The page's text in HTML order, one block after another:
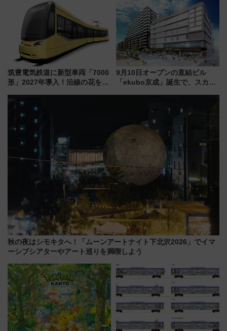
ジ」がオープン
ト 参加方法や体験内容を紹介
筑豊電気鉄道に新型車両「7000
形」2027年導入！沿線の花をイ
内は落ち着いたゆとりある空間
9月10日オープンの直結ビル
「ekubo京成」誕生で、スカイ
ント情報も公開！
秋の夜はシモキタへ！「ムーンアートナイト下北沢2026」でイマ
ーシブシアターやアート巡りを満喫しよう